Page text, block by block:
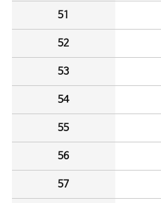
51
52
53
54
55
56
57